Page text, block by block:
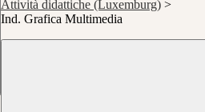
Attività didattiche (Luxemburg) >
Ind. Grafica Multimedia